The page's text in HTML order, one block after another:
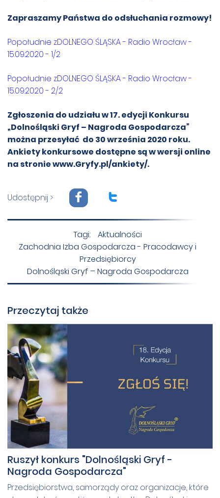
Zapraszamy Państwa do odsłuchania rozmowy!
Popołudnie zDOLNEGO ŚLĄSKA - Radio Wrocław -
15.09.2020 - 1/2
Popołudnie zDOLNEGO ŚLĄSKA - Radio Wrocław -
15.09.2020 - 2/2
Zgłoszenia do udziału w 17. edycji Konkursu
„Dolnośląski Gryf – Nagroda Gospodarcza”
można przesyłać do 30 września 2020 roku.
Ankiety konkursowe dostępne są w wersji online
na stroniewww.Gryfy.pl/ankiety/.
Udostępnij > F T
Tagi:
Aktualności
Zachodnia Izba Gospodarcza - Pracodawcy i
Przedsiębiorcy
Dolnośląski Gryf – Nagroda Gospodarcza
Przeczytaj także
Ruszył konkurs "Dolnośląski Gryf -
Nagroda Gospodarcza"
Przedsiębiorstwa, samorządy oraz organizacje, które